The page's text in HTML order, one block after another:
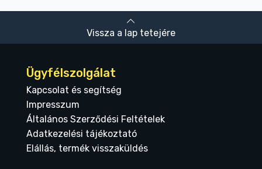
Vissza a lap tetejére
Ügyfélszolgálat
Kapcsolat és segítség
Impresszum
Általános Szerződési Feltételek
Adatkezelési tájékoztató
Elállás, termék visszaküldés